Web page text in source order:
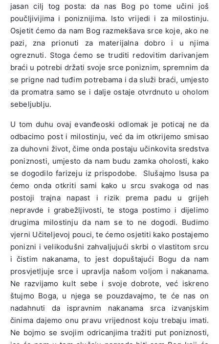
jasan cilj tog posta: da nas Bog po tome učini još
poučljivijima i poniznijima. Isto vrijedi i za milostinju.
Osjetit ćemo da nam Bog razmekšava srce koje, ako ne
pazi, zna prionuti za materijalna dobro i u njima
ogreznuti. Stoga ćemo se truditi redovitim darivanjem
braći u potrebi držati svoje srce poniznim, spremnim da
se prigne nad tuđim potrebama i da služi braći, umjesto
da promatra samo se i dalje ostaje otvrdnuto u oholom
sebeljublju.
U tom duhu ovaj evanđeoski odlomak je poticaj ne da
odbacimo post i milostinju, već da im otkrijemo smisao
za duhovni život, čime onda postaju učinkovita sredstva
poniznosti, umjesto da nam budu zamka oholosti, kako
se dogodilo farizeju iz prispodobe. Slušajmo Isusa pa
ćemo onda otkriti sami kako u srcu svakoga od nas
postoji trajna napast i rizik prema padu u grijeh
nepravde i grabežljivosti, te stoga postimo i dijelimo
drugima milostinju da nam se to ne dogodi. Budimo
vjerni Učiteljevoj pouci, te ćemo osjetiti kako postajemo
ponizni i velikodušni zahvaljujući skrbi o vlastitom srcu
i čistim nakanama, to jest dopuštajući Bogu da nam
prosvjetljuje srce i upravlja našom voljom i nakanama.
Ne razvijamo kult sebe i svoje dobrote, već iskreno
štujmo Boga, u njega se pouzdavajmo, te će nas on
nadahnuti da ispravnim nakanama srca izvanjskim
činima dajemo onu pravu vrijednost koju trebaju imati.
Ne bojmo se svojim odricanjima tražiti put poniznosti,